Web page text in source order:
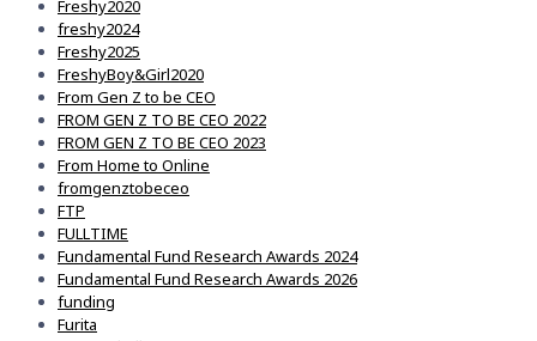
Freshy2020
freshy2024
Freshy2025
FreshyBoy&Girl2020
From Gen Z to be CEO
FROM GEN Z TO BE CEO 2022
FROM GEN Z TO BE CEO 2023
From Home to Online
fromgenztobeceo
FTP
FULLTIME
Fundamental Fund Research Awards 2024
Fundamental Fund Research Awards 2026
funding
Furita